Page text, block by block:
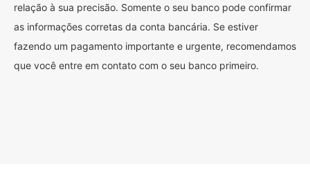
relação à sua precisão. Somente o seu banco pode confirmar
as informações corretas da conta bancária. Se estiver
fazendo um pagamento importante e urgente, recomendamos
que você entre em contato com o seu banco primeiro.